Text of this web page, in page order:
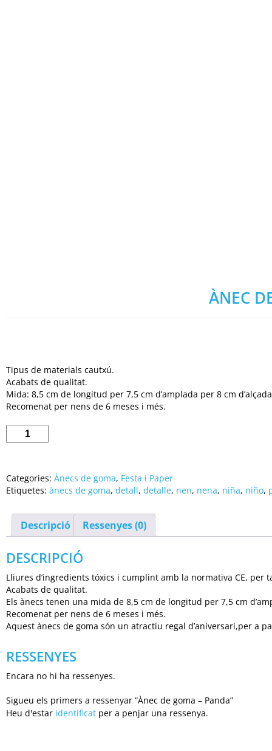
ÀNEC
Tipus de materials cautxú.
Acabats de qualitat.
Mida: 8,5 cm de longitud per 7,5 cm d’amplada per 8 cm
Recomenat per nens de 6 meses i més.
Categories: Ànecs de goma, Festa i Paper
Etiquetes: ànecs de goma, detall, detalle, nen, nena, niña, niño,
Descripció Ressenyes (0)
DESCRIPCIÓ
Lliures d’ingredients tóxics i cumplint amb la normativa CE,
Acabats de qualitat.
Els ànecs tenen una mida de 8,5 cm de longitud per 7,5 cm
Recomenat per nens de 6 meses i més.
Aquest ànecs de goma són un atractiu regal d’aniversari,per a
RESSENYES
Encara no hi ha ressenyes.
Sigueu els primers a ressenyar “Ànec de goma – Panda”
Heu d'estar identificat per a penjar una ressenya.